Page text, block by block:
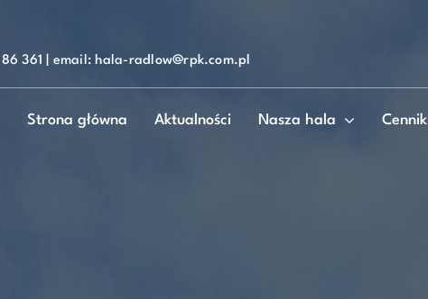
361 | email: hala-radlow@rpk.com.pl
Strona główna Aktualności Nasza hala Cennik